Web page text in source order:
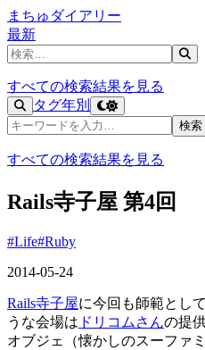
まちゅダイアリー
最新
記事を検索
すべての検索結果を見る
タグ年別
記事を検索
検索
すべての検索結果を見る
Rails寺子屋 第4回
#Life#Ruby
2014-05-24
Rails寺子屋に今回も師範とし
うな会場は ドリコムさんの提
オブジェ（懐かしのスーファ